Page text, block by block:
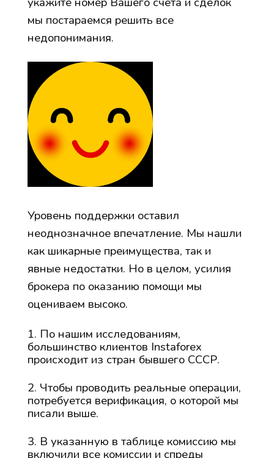
мы постараемся решить все
недопонимания.
Уровень поддержки оставил
неоднозначное впечатление. Мы нашли
как шикарные преимущества, так и
явные недостатки. Но в целом, усилия
брокера по оказанию помощи мы
оцениваем высоко.
По нашим исследованиям,
большинство клиентов Instaforex
происходит из стран бывшего СССР.
Чтобы проводить реальные операции,
потребуется верификация, о которой мы
писали выше.
В указанную в таблице комиссию мы
включили все комиссии и спреды